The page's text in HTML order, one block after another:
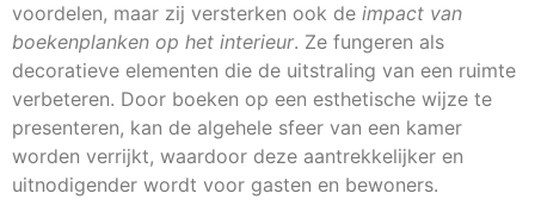
voordelen, maar zij versterken ook de impact van
boekenplanken op het interieur. Ze fungeren als
decoratieve elementen die de uitstraling van een ruimte
verbeteren. Door boeken op een esthetische wijze te
presenteren, kan de algehele sfeer van een kamer
worden verrijkt, waardoor deze aantrekkelijker en
uitnodigender wordt voor gasten en bewoners.